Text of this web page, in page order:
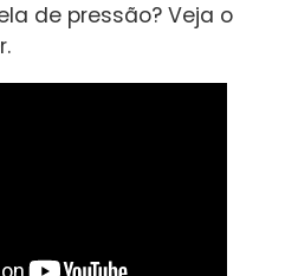
de pressão? Veja o